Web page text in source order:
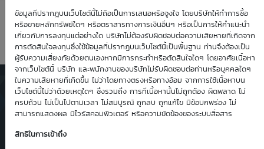
ข้อมูลที่ปรากฎบนเว็บไซต์นี้ไม่ถือเป็นการเสนอหรือจูงใจ โดยบริษัทให้ทำการซื้อ
หรือขายหลักทรัพย์ใดๆ หรือตราสารทางการเงินอื่นๆ หรือเป็นการให้คำแนะนำ
เกี่ยวกับการลงทุนแต่อย่างใด บริษัทไม่ต้องรับผิดชอบต่อความเสียหายที่เกิดจาก
การตัดสินใจลงทุนซึ่งใช้ข้อมูลที่ปรากฏบนเว็บไซต์นี้เป็นพื้นฐาน ท่านจึงต้องเป็น
ผู้รับความเสี่ยงภัยด้วยตนเองหากมีการกระทำหรือตัดสินใจใดๆ โดยอาศัยเนื้อหา
จากเว็บไซต์นี้ บริษัท และพนักงานของบริษัทไม่รับผิดชอบต่อท่านหรือบุคคลใดๆ
ในความเสียหายที่เกิดขึ้น ไม่ว่าโดยทางตรงหรือทางอ้อม จากการใช้เนื้อหาบน
เว็บไซต์นี้ไม่ว่าด้วยเหตุใดๆ ซึ่งรวมถึง การที่เนื้อหานั้นไม่ถูกต้อง ผิดพลาด ไม่
ครบถ้วน ไม่เป็นไปตามเวลา ไม่สมบูรณ์ ถูกลบ ถูกแก้ไข มีข้อบกพร่อง ไม่
สามารถแสดงผล มีไวรัสคอมพิวเตอร์ หรือความขัดข้องของระบบสื่อสาร
สิทธิในการเข้าถึง
Time Decay
-0.85 %
TTM (days)
61
ตารางเสนอซื้อคืนเบื้องต้นของ
DW01*